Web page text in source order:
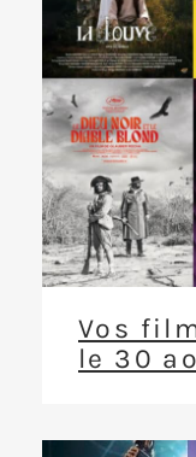
Vos
le 30